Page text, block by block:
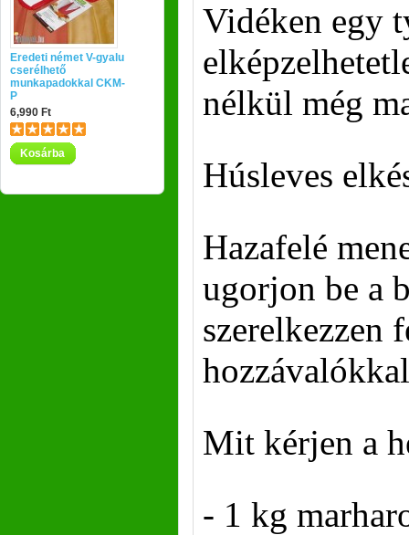
Eredeti német V-gyalu
cserélhető
munkapadokkal CKM-
P
6,990 Ft
Kosárba
Vidéken egy
nélkül még
Húsleves
Hazafelé
ugorjon be a
szerelkezzen
Mit kérjen a
- 1 kg